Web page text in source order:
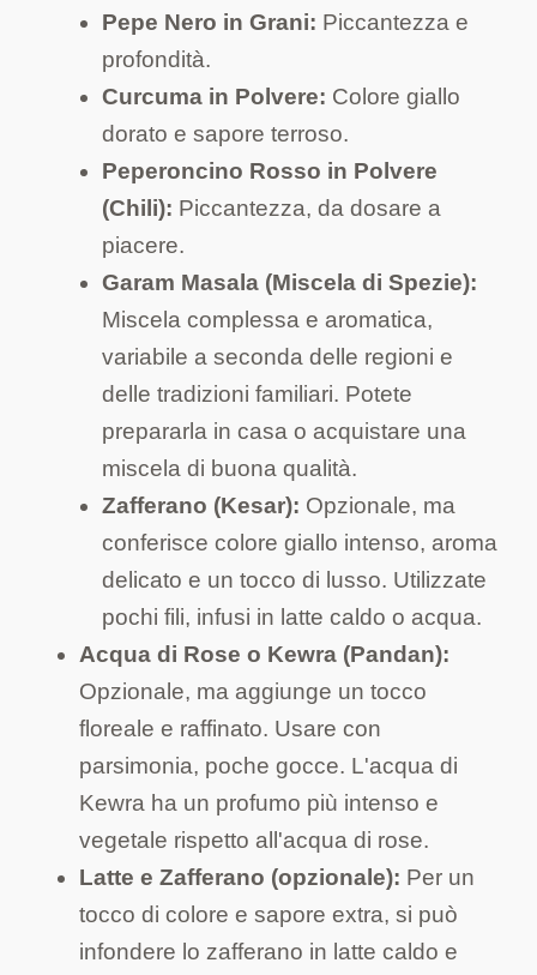
Pepe Nero in Grani: Piccantezza e
profondità.
Curcuma in Polvere: Colore giallo
dorato e sapore terroso.
Peperoncino Rosso in Polvere
(Chili): Piccantezza, da dosare a
piacere.
Garam Masala (Miscela di Spezie):
Miscela complessa e aromatica,
variabile a seconda delle regioni e
delle tradizioni familiari. Potete
prepararla in casa o acquistare una
miscela di buona qualità.
Zafferano (Kesar): Opzionale, ma
conferisce colore giallo intenso, aroma
delicato e un tocco di lusso. Utilizzate
pochi fili, infusi in latte caldo o acqua.
Acqua di Rose o Kewra (Pandan):
Opzionale, ma aggiunge un tocco
floreale e raffinato. Usare con
parsimonia, poche gocce. L'acqua di
Kewra ha un profumo più intenso e
vegetale rispetto all'acqua di rose.
Latte e Zafferano (opzionale): Per un
tocco di colore e sapore extra, si può
infondere lo zafferano in latte caldo e